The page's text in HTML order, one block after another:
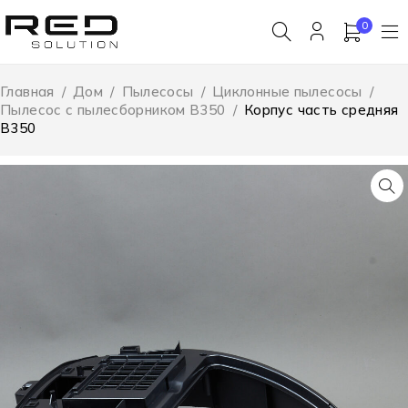
0
Главная / Дом / Пылесосы / Циклонные пылесосы /
Пылесос с пылесборником B350 / Корпус часть средняя
B350